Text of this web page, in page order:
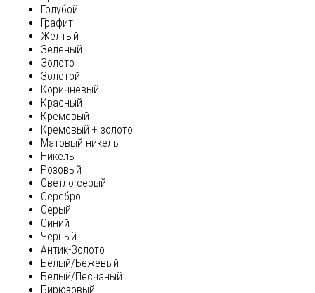
Голубой
Графит
Желтый
Зеленый
Золото
Золотой
Коричневый
Красный
Кремовый
Кремовый + золото
Матовый никель
Никель
Розовый
Светло-серый
Серебро
Серый
Синий
Черный
Антик-Золото
Белый/Бежевый
Белый/Песчаный
Бирюзовый